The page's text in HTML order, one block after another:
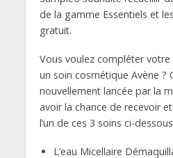
de la gamme Essentiels et
gratuit.
Vous voulez compléter
un soin cosmétique Avène ?
nouvellement lancée par la
avoir la chance de recevoir
l’un de ces 3 soins ci-
L’eau Micellaire